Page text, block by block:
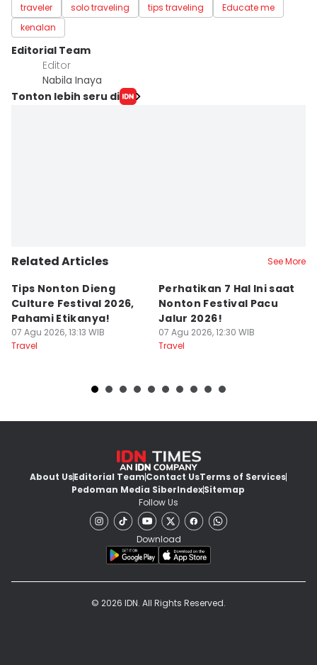
traveler solo traveling tips traveling
Educate me
kenalan
Editorial Team
Editor
Nabila Inaya
Tonton lebih seru di
Related Articles See More
Tips Nonton Dieng
Culture Festival 2026,
Pahami Etikanya!
07 Agu 2026, 13:13 WIB
Travel
Perhatikan 7 Hal Ini saat
Nonton Festival Pacu
Jalur 2026!
07 Agu 2026, 12:30 WIB
Travel
About UsEditorial TeamContact UsTerms of Services
Pedoman Media SiberIndexSitemap
Follow Us
Download
© 2026 IDN. All Rights Reserved.